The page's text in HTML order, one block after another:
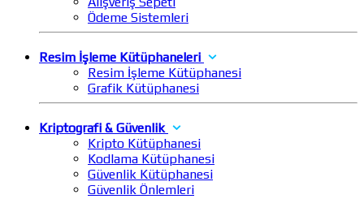
Ödeme Sistemleri
Resim İşleme Kütüphaneleri
Resim İşleme Kütüphanesi
Grafik Kütüphanesi
Kriptografi & Güvenlik
Kripto Kütüphanesi
Kodlama Kütüphanesi
Güvenlik Kütüphanesi
Güvenlik Önlemleri